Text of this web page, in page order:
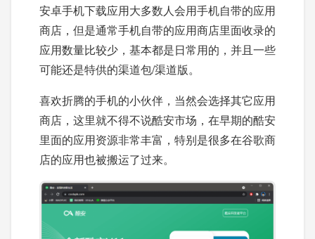
安卓手机下载应用大多数人会用手机自带的应用
商店，但是通常手机自带的应用商店里面收录的
应用数量比较少，基本都是日常用的，并且一些
可能还是特供的渠道包/渠道版。
喜欢折腾的手机的小伙伴，当然会选择其它应用
商店，这里就不得不说酷安市场，在早期的酷安
里面的应用资源非常丰富，特别是很多在谷歌商
店的应用也被搬运了过来。